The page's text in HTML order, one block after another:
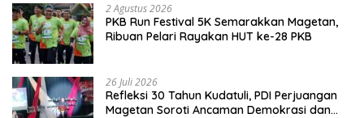
2 Agustus 2026
PKB Run Festival 5K Semarakkan Magetan,
Ribuan Pelari Rayakan HUT ke-28 PKB
26 Juli 2026
Refleksi 30 Tahun Kudatuli, PDI Perjuangan
Magetan Soroti Ancaman Demokrasi dan